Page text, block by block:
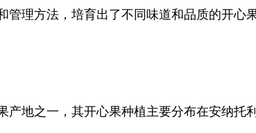
理方法，培育出了不同味道和品质的开心果
产地之一，其开心果种植主要分布在安纳